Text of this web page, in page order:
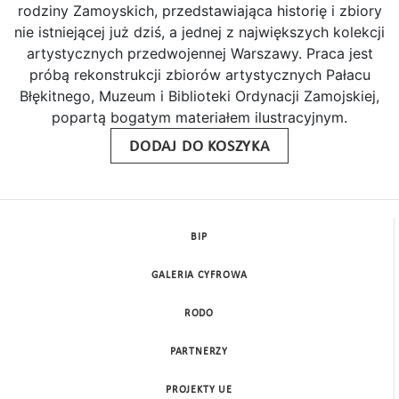
rodziny Zamoyskich, przedstawiająca historię i zbiory
nie istniejącej już dziś, a jednej z największych kolekcji
artystycznych przedwojennej Warszawy. Praca jest
próbą rekonstrukcji zbiorów artystycznych Pałacu
Błękitnego, Muzeum i Biblioteki Ordynacji Zamojskiej,
popartą bogatym materiałem ilustracyjnym.
DODAJ DO KOSZYKA
BIP
GALERIA CYFROWA
RODO
PARTNERZY
PROJEKTY UE